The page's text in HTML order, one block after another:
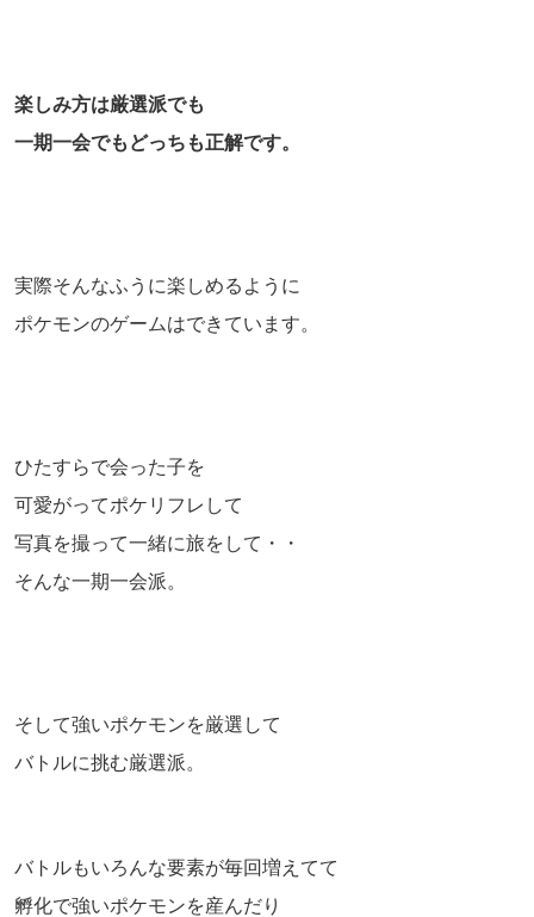
楽しみ方は厳選派でも
一期一会でもどっちも正解です。
実際そんなふうに楽しめるように
ポケモンのゲームはできています。
ひたすらで会った子を
可愛がってポケリフレして
写真を撮って一緒に旅をして・・
そんな一期一会派。
そして強いポケモンを厳選して
バトルに挑む厳選派。
バトルもいろんな要素が毎回増えてて
孵化で強いポケモンを産んだり